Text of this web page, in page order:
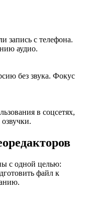
запись с телефона.
аудио.
без звука. Фокус
в соцсетях,
с одной целью:
файл к